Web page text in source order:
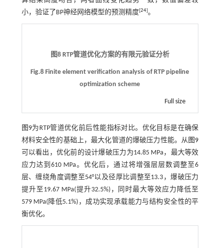
小，验证了BP神经网络模型的预测精度[24]。
图8 RTP管道优化方案的有限元验证分析
Fig.8 Finite element verification analysis of RTP pipeline
optimization scheme
Full size
图9为RTP管道优化前后性能指标对比。优化目标是在确保
材料安全性的基础上，最大化管道的爆破压力性能。从图9
可以看出，优化前的设计爆破压力为14.85 MPa，最大等效
应力达到610 MPa。优化后，通过将增强层层数调整至6
层、缠绕角度调整至54°以及径厚比调整至13.3，爆破压力
提升至19.67 MPa(提升32.5%)，同时最大等效应力降低至
579 MPa(降低5.1%)，成功实现承载能力与结构安全性的平
衡优化。